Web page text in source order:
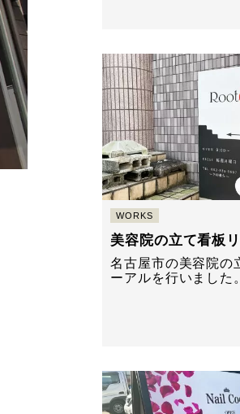
WORKS
美容院の立て看板
名古屋市の美容院の
ーアルを行いました。